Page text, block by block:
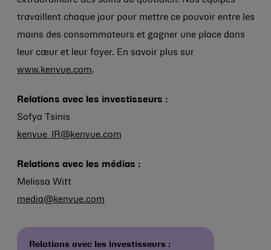
travaillent chaque jour pour mettre ce pouvoir entre les
mains des consommateurs et gagner une place dans
leur cœur et leur foyer. En savoir plus sur
www.kenvue.com.
Relations avec les investisseurs :
Sofya Tsinis
kenvue_IR@kenvue.com
Relations avec les médias :
Melissa Witt
media@kenvue.com
Relations avec les investisseurs :